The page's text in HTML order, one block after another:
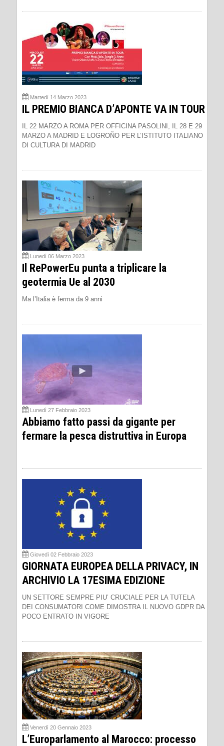
Martedì 14 Marzo 2023
IL PREMIO BIANCA D’APONTE VA IN TOUR
IL 22 MARZO A ROMA PER OFFICINA PASOLINI, IL 28 E 29
MARZO A MADRID E LOGROÑO PER L’ISTITUTO ITALIANO
DI CULTURA DI MADRID
Lunedì 06 Marzo 2023
Il RePowerEu punta a triplicare la
geotermia Ue al 2030
Ma l’Italia è ferma da 9 anni
Lunedì 27 Febbraio 2023
Abbiamo fatto passi da gigante per
fermare la pesca distruttiva in Europa
Giovedì 02 Febbraio 2023
GIORNATA EUROPEA DELLA PRIVACY, IN
ARCHIVIO LA 17ESIMA EDIZIONE
UN SETTORE SEMPRE PIU’ CRUCIALE PER LA TUTELA
DEI CONSUMATORI COME DIMOSTRA IL NUOVO GDPR DA
POCO ENTRATO IN VIGORE
Venerdì 20 Gennaio 2023
L’Europarlamento al Marocco: processo